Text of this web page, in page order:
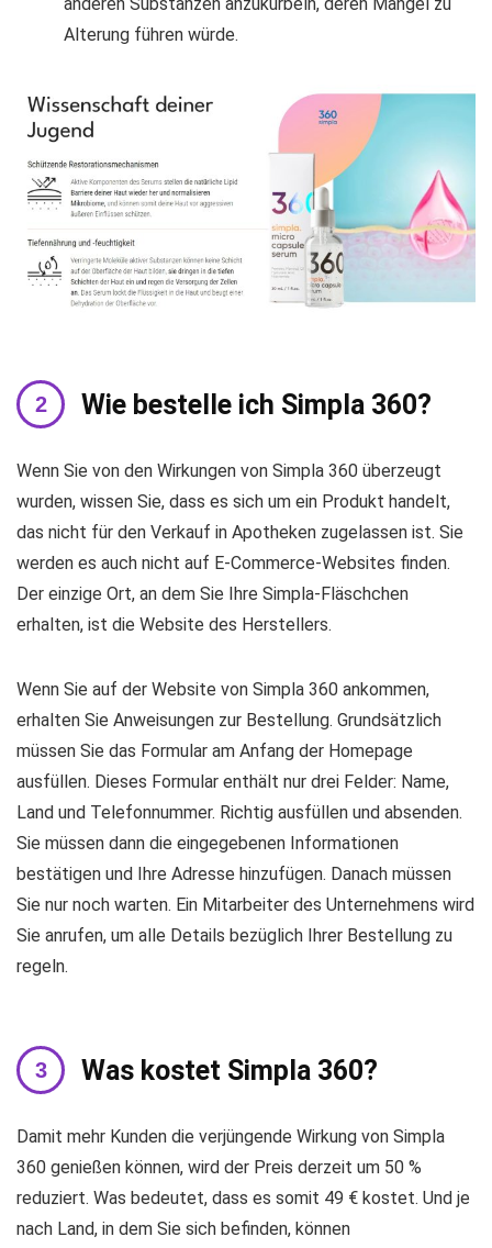
Alterung führen würde.
Wie bestelle ich Simpla 360?
Wenn Sie von den Wirkungen von Simpla 360 überzeugt
wurden, wissen Sie, dass es sich um ein Produkt handelt,
das nicht für den Verkauf in Apotheken zugelassen ist. Sie
werden es auch nicht auf E-Commerce-Websites finden.
Der einzige Ort, an dem Sie Ihre Simpla-Fläschchen
erhalten, ist die Website des Herstellers.
Wenn Sie auf der Website von Simpla 360 ankommen,
erhalten Sie Anweisungen zur Bestellung. Grundsätzlich
müssen Sie das Formular am Anfang der Homepage
ausfüllen. Dieses Formular enthält nur drei Felder: Name,
Land und Telefonnummer. Richtig ausfüllen und absenden.
Sie müssen dann die eingegebenen Informationen
bestätigen und Ihre Adresse hinzufügen. Danach müssen
Sie nur noch warten. Ein Mitarbeiter des Unternehmens wird
Sie anrufen, um alle Details bezüglich Ihrer Bestellung zu
regeln.
Was kostet Simpla 360?
Damit mehr Kunden die verjüngende Wirkung von Simpla
360 genießen können, wird der Preis derzeit um 50 %
reduziert. Was bedeutet, dass es somit 49 € kostet. Und je
nach Land, in dem Sie sich befinden, können